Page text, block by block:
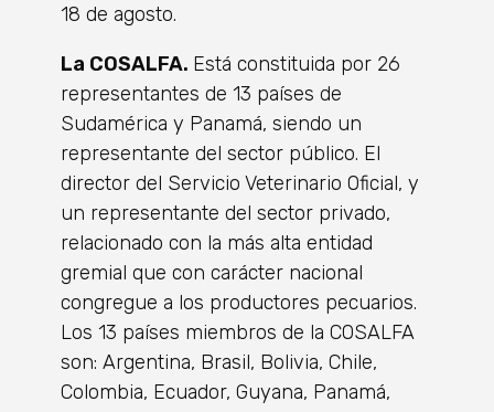
18 de agosto.
La COSALFA. Está constituida por 26
representantes de 13 países de
Sudamérica y Panamá, siendo un
representante del sector público. El
director del Servicio Veterinario Oficial, y
un representante del sector privado,
relacionado con la más alta entidad
gremial que con carácter nacional
congregue a los productores pecuarios.
Los 13 países miembros de la COSALFA
son: Argentina, Brasil, Bolivia, Chile,
Colombia, Ecuador, Guyana, Panamá,